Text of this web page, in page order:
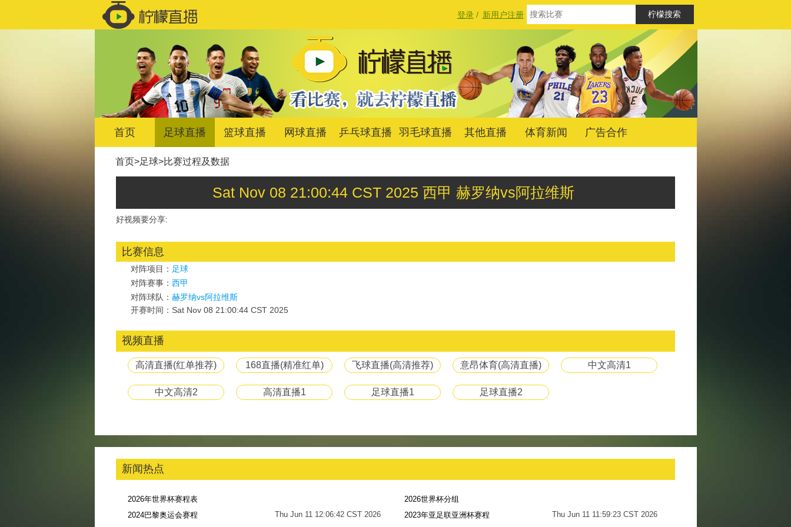
登录/ 新用户注册
首页 足球直播 篮球直播 网球直播 乒乓球直播 羽毛球直播 其他直播 体育新闻 广告合作
首页>足球>比赛过程及数据
Sat Nov 08 21:00:44 CST 2025 西甲 赫罗纳vs阿拉维斯
好视频要分享:
比赛信息
对阵项目： 足球
对阵赛事： 西甲
对阵球队： 赫罗纳vs阿拉维斯
开赛时间：Sat Nov 08 21:00:44 CST 2025
视频直播
高清直播(红单推荐) 168直播(精准红单) 飞球直播(高清推荐) 意昂体育(高清直播) 中文高清1
中文高清2 高清直播1 足球直播1 足球直播2
新闻热点
2026年世界杯赛程表
Thu Jun 11 12:06:42 CST 2026
2026世界杯分组
Thu Jun 11 11:59:23 CST 2026
2024巴黎奥运会赛程
2023年亚足联亚洲杯赛程